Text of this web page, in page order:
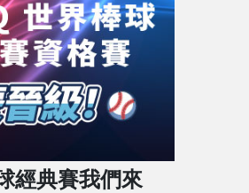
經典賽我們來